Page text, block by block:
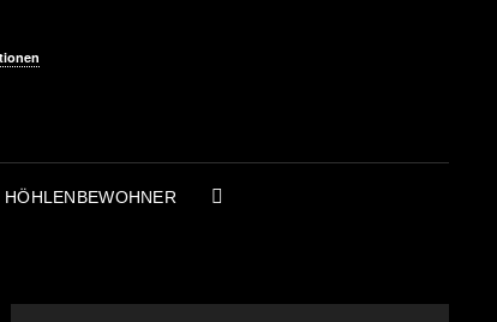
HÖHLENBEWOHNER